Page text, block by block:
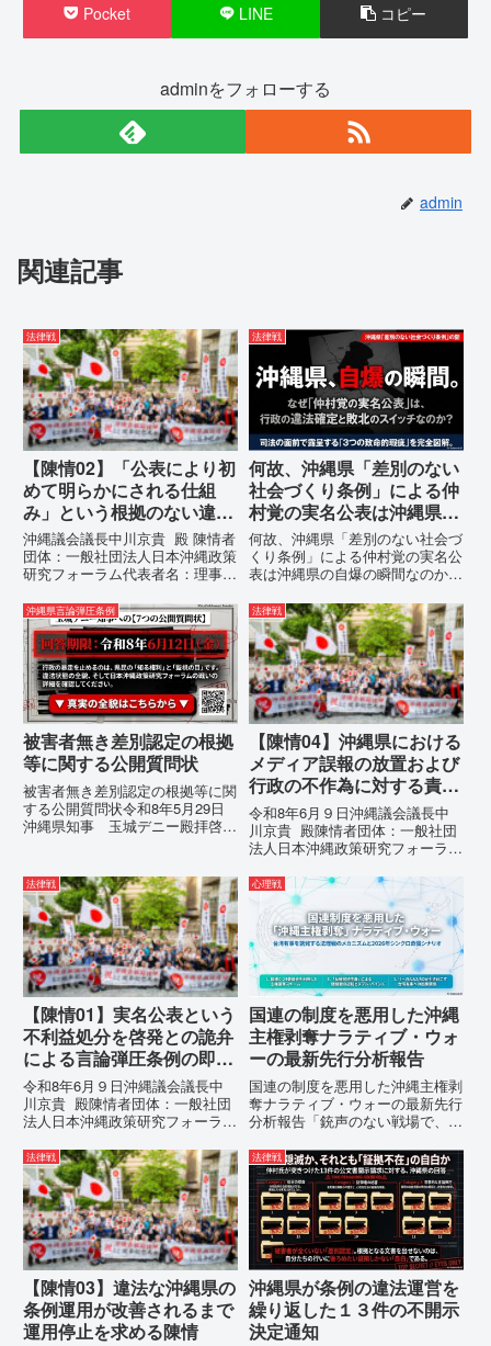
Pocket LINE コピー
adminをフォローする
admin
関連記事
法律戦
【陳情02】「公表により初
めて明らかにされる仕組
み」という根拠のない違法
運用の指摘と条例運用の停
止を求める陳情書
沖縄議会議長中川京貴 殿 陳情者
団体：一般社団法人日本沖縄政策
研究フォーラム代表者名：理事
市電 話：080- 「公表により初
めて明らかにされる仕組み」とい
う根拠のない違法運用の指摘と条
例運用の停止を求める陳情...
法律戦
何故、沖縄県「差別のない
社会づくり条例」による仲
村覚の実名公表は沖縄県の
自爆の瞬間なのか？その3
つの理由。
何故、沖縄県「差別のない社会づ
くり条例」による仲村覚の実名公
表は沖縄県の自爆の瞬間なのか？
強行しようとしている「仲村覚の
実名公表」。行政側はこの行為
を、特定の個人を社会的制裁に追
い込むための「仕上げ」だと考え
て...
沖縄県言論弾圧条例
被害者無き差別認定の根拠
等に関する公開質問状
被害者無き差別認定の根拠等に関
する公開質問状令和8年5月29日
沖縄県知事 玉城デニー殿拝啓貴
ます。私は、適正な意見陳述（弁
明）を行うにあたり、沖縄県行政
手続条例第28条で定められた...
法律戦
【陳情04】沖縄県における
メディア誤報の放置および
行政の不作為に対する責任
追及と再発防止策を求める
陳情
令和8年6月９日沖縄議会議長中
川京貴 殿陳情者団体：一般社団
法人日本沖縄政策研究フォーラム
所：沖縄県那覇市電 話：080-
【陳情03】沖縄県におけるメデ
ィア誤報の放置および行政の不作
為に対する責任追及と再発防...
法律戦
【陳情01】実名公表という
不利益処分を啓発との詭弁
による言論弾圧条例の即時
運用停止を求める陳情
令和8年6月９日沖縄議会議長中
川京貴 殿陳情者団体：一般社団
法人日本沖縄政策研究フォーラム
所：沖縄県那覇市電 話：
080- 実名公表という不利益処分
を啓発との詭弁による言論弾圧条
例の即時運用停止を求める陳情
1...
心理戦
国連の制度を悪用した沖縄
主権剥奪ナラティブ・ウォ
ーの最新先行分析報告
国連の制度を悪用した沖縄主権剥
奪ナラティブ・ウォーの最新先行
分析報告「銃声のない戦場で、日
いる。」現代の戦争は、ミサイル
が飛来する以前に始まっていま
す。国連という国際的な舞台で、
巧妙な「言説（ナラティブ）」が
張...
法律戦
【陳情03】違法な沖縄県の
条例運用が改善されるまで
運用停止を求める陳情
法律戦
沖縄県が条例の違法運営を
繰り返した１３件の不開示
決定通知